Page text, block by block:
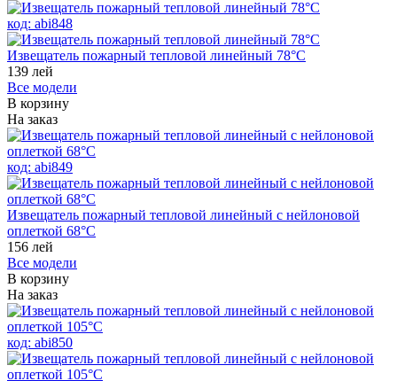
код: abi848
Извещатель пожарный тепловой линейный 78°С
139 лей
Все модели
В корзину
На заказ
код: abi849
Извещатель пожарный тепловой линейный с нейлоновой
оплеткой 68°С
156 лей
Все модели
В корзину
На заказ
код: abi850